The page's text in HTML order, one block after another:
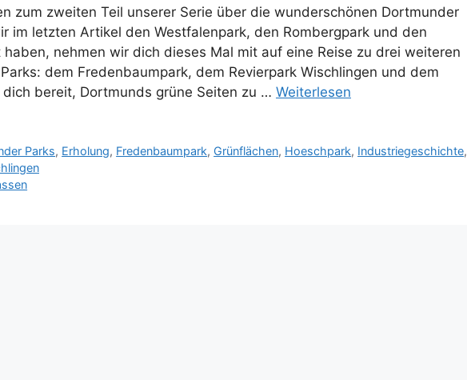
zum zweiten Teil unserer Serie über die wunderschönen Dortmunder
im letzten Artikel den Westfalenpark, den Rombergpark und den
nehmen wir dich dieses Mal mit auf eine Reise zu drei weiteren
dem Fredenbaumpark, dem Revierpark Wischlingen und dem
dich bereit, Dortmunds grüne Seiten zu … Weiterlesen
Parks, Erholung, Fredenbaumpark, Grünflächen, Hoeschpark, Industriegeschichte,